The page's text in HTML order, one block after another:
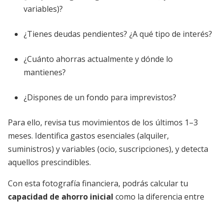
variables)?
¿Tienes deudas pendientes? ¿A qué tipo de interés?
¿Cuánto ahorras actualmente y dónde lo
mantienes?
¿Dispones de un fondo para imprevistos?
Para ello, revisa tus movimientos de los últimos 1–3
meses. Identifica gastos esenciales (alquiler,
suministros) y variables (ocio, suscripciones), y detecta
aquellos prescindibles.
Con esta fotografía financiera, podrás calcular tu
capacidad de ahorro inicial como la diferencia entre